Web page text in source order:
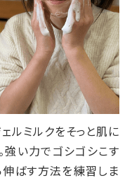
ルミルクをそっと肌に
強い力でゴシゴシこす
伸ばす方法を練習しま